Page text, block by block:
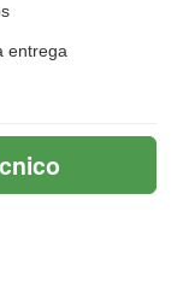
entrega